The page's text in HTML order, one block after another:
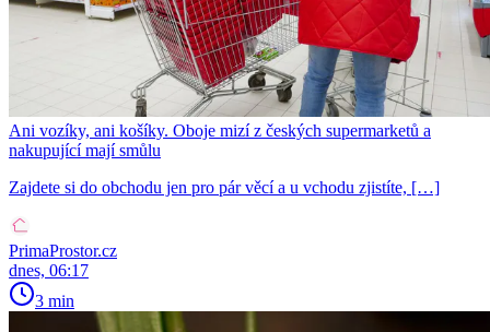
Ani vozíky, ani košíky. Oboje mizí z českých supermarketů a
nakupující mají smůlu
Zajdete si do obchodu jen pro pár věcí a u vchodu zjistíte, […]
PrimaProstor.cz
dnes, 06:17
3 min